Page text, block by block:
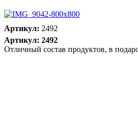
Артикул: 2492
Артикул: 2492
Отличный состав продуктов, в